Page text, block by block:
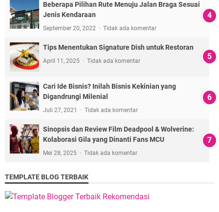
Beberapa Pilihan Rute Menuju Jalan Braga Sesuai
Jenis Kendaraan
September 20, 2022 Tidak ada komentar
Tips Menentukan Signature Dish untuk Restoran
April 11, 2025 Tidak ada komentar
Cari Ide Bisnis? Inilah Bisnis Kekinian yang
Digandrungi Milenial
Juli 27, 2021 Tidak ada komentar
Sinopsis dan Review Film Deadpool & Wolverine:
Kolaborasi Gila yang Dinanti Fans MCU
Mei 28, 2025 Tidak ada komentar
TEMPLATE BLOG TERBAIK